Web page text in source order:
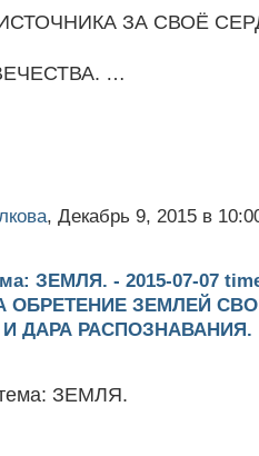
ЗА СВОЁ
…
, Декабрь 9, 2015 в
ЗЕМЛЯ. - 2015-07-07
ОБРЕТЕНИЕ ЗЕМЛЕЙ
ДАРА РАСПОЗНАВАНИЯ.
ЗЕМЛЯ.